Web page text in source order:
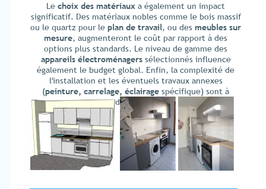
Le choix des matériaux a également un impact
significatif. Des matériaux nobles comme le bois massif
ou le quartz pour le plan de travail, ou des meubles sur
mesure, augmenteront le coût par rapport à des
options plus standards. Le niveau de gamme des
appareils électroménagerssélectionnés influence
également le budget global. Enfin, la complexité de
l'installation et les éventuels travaux annexes
(peinture, carrelage, éclairage spécifique) sont à
prendre en compte.